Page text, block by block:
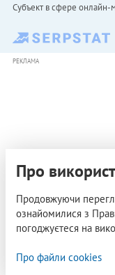
Субъект в сфере
РЕКЛАМА
Про
Продовжуючи
ознайомилися з
погоджуєтеся на
Про файли cookies